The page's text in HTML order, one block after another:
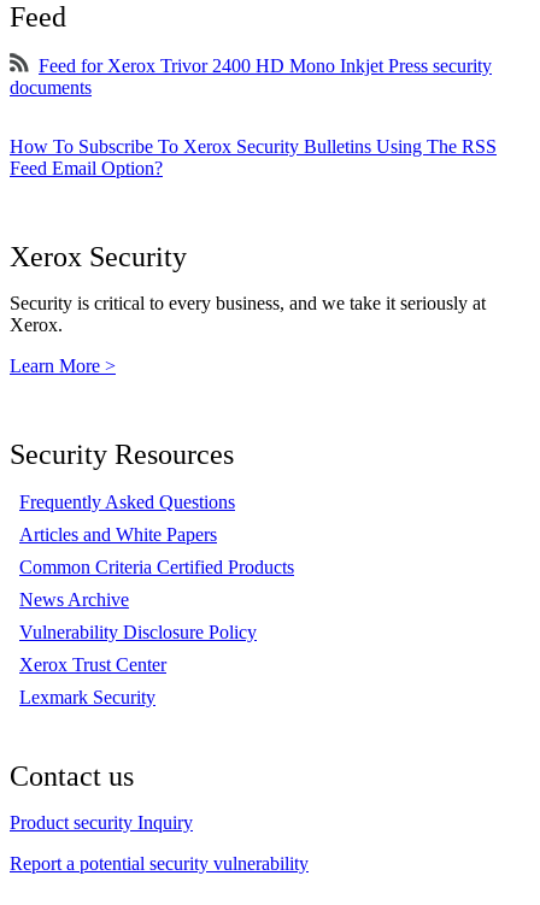
Feed
Feed for Xerox Trivor 2400 HD Mono Inkjet Press security
documents
How To Subscribe To Xerox Security Bulletins Using The RSS
Feed Email Option?
Xerox Security
Security is critical to every business, and we take it seriously at
Xerox.
Learn More >
Security Resources
Frequently Asked Questions
Articles and White Papers
Common Criteria Certified Products
News Archive
Vulnerability Disclosure Policy
Xerox Trust Center
Lexmark Security
Contact us
Product security Inquiry
Report a potential security vulnerability